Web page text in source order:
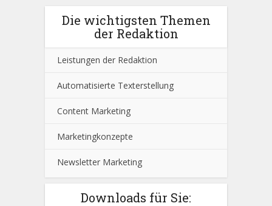
Die wichtigsten Themen
der Redaktion
Leistungen der Redaktion
Automatisierte Texterstellung
Content Marketing
Marketingkonzepte
Newsletter Marketing
Downloads für Sie: